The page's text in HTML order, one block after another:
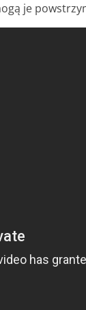
je